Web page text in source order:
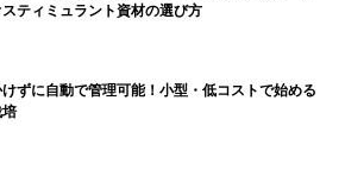
ティミュラント資材の選び方
ずに自動で管理可能！小型・低コストで始める